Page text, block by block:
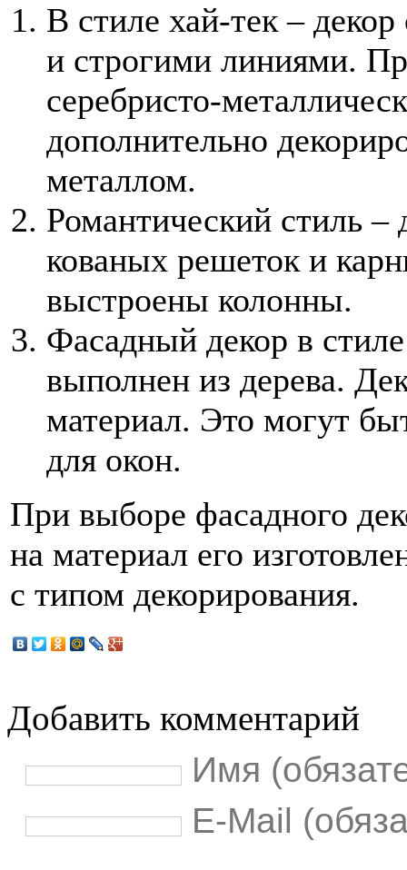
В стиле хай-тек –
и строгими линиями.
серебристо-
дополнительно
металлом.
Романтический стиль –
кованых решеток и
выстроены колонны.
Фасадный декор в
выполнен из дерева.
материал. Это могут
для окон.
При выборе фасадного
на материал его
с типом декорирования.
Добавить комментарий
Имя
E-Mail